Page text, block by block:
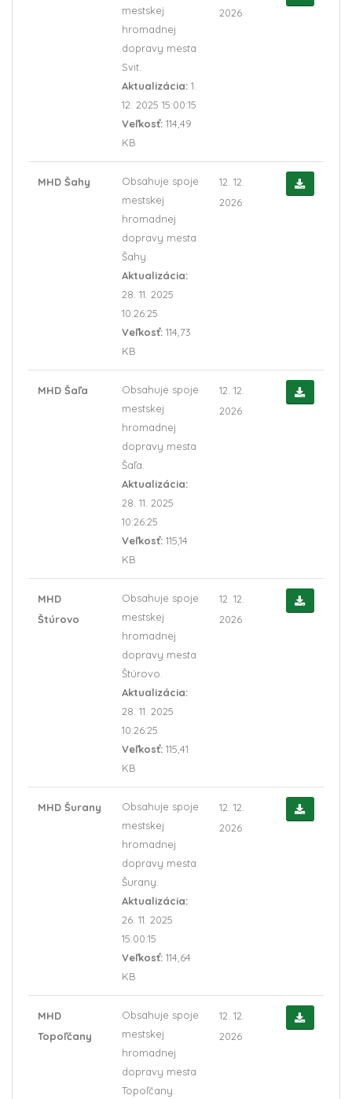
mestskej
hromadnej
dopravy mesta
Svit.
Aktualizácia: 1.
12. 2025 15:00:15
Veľkosť: 114,49
KB
2026
MHD Šahy
Obsahuje spoje
mestskej
hromadnej
dopravy mesta
Šahy.
Aktualizácia:
28. 11. 2025
10:26:25
Veľkosť: 114,73
KB
12. 12.
2026
MHD Šaľa
Obsahuje spoje
mestskej
hromadnej
dopravy mesta
Šaľa.
Aktualizácia:
28. 11. 2025
10:26:25
Veľkosť: 115,14
KB
12. 12.
2026
MHD
Štúrovo
Obsahuje spoje
mestskej
hromadnej
dopravy mesta
Štúrovo.
Aktualizácia:
28. 11. 2025
10:26:25
Veľkosť: 115,41
KB
12. 12.
2026
MHD Šurany
Obsahuje spoje
mestskej
hromadnej
dopravy mesta
Šurany.
Aktualizácia:
26. 11. 2025
15:00:15
Veľkosť: 114,64
KB
12. 12.
2026
MHD
Topoľčany
Obsahuje spoje
mestskej
hromadnej
dopravy mesta
Topoľčany.
12. 12.
2026